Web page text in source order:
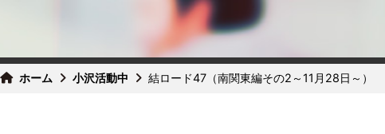
ホーム 小沢活動中 結ロード47（南関東編その2～11月28日～）